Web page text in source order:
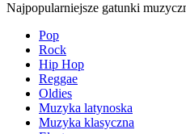
Najpopularniejsze gatunki
Pop
Rock
Hip Hop
Reggae
Oldies
Muzyka latynoska
Muzyka klasyczna